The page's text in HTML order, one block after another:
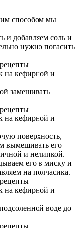
способом мы
и добавляем соль и
нужно погасить
замешивать
поверхность,
вымешивать его
и нелипкой.
его в миску и
на полчасика.
воде до